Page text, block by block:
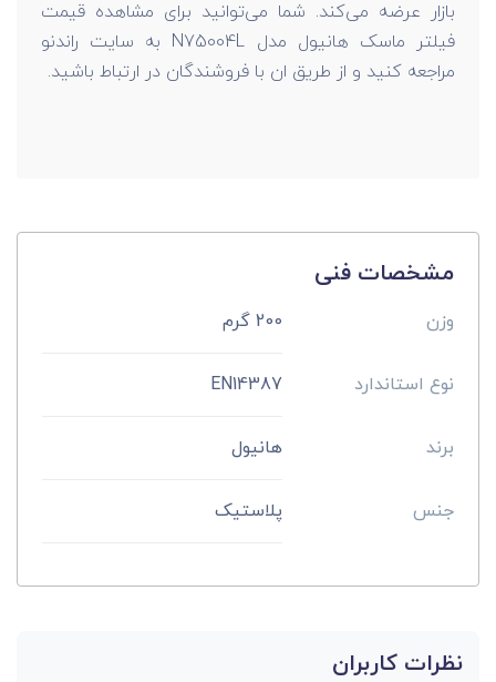
بازار عرضه می‌کند. شما می‌توانید برای مشاهده قیمت
فیلتر ماسک هانیول مدل N75004L به سایت راندنو
مراجعه کنید و از طریق ان با فروشندگان در ارتباط باشید.
مشخصات فنی
وزن 200 گرم
نوع استاندارد EN14387
برند هانیول
جنس پلاستیک
نظرات کاربران